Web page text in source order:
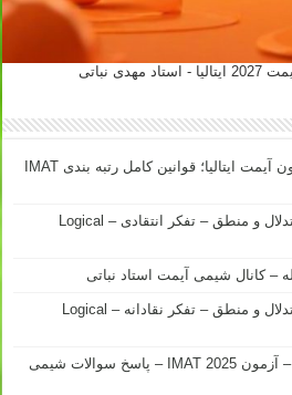
نباتی
نحوه رتبه بندی داوطلبان در آزمون آیمت ایتالیا؛ قوانین کامل رتبه بندی IMAT
نمونه سوالات آیمت ایتالیا – استدلال و منطق – تفکر انتقادی – Logical
– کانال شیمی آیمت استاد نباتی
نمونه سوالات آیمت ایتالیا – استدلال و منطق – تفکر نقادانه – Logical
پاسخ سوالات آیمت ۲۰۲۵ ایتالیا – آزمون IMAT 2025 – پاسخ سوالات شیمی